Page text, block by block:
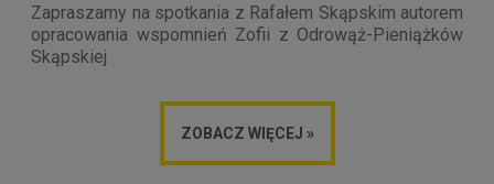
Zapraszamy na spotkania z Rafałem Skąpskim autorem
opracowania wspomnień Zofii z Odrowąż-Pieniążków
Skąpskiej
ZOBACZ WIĘCEJ »